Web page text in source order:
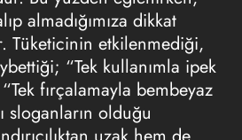
almadığımıza dikkat
Tüketicinin etkilenmediği,
“Tek kullanımla ipek
fırçalamayla bembeyaz
sloganların olduğu